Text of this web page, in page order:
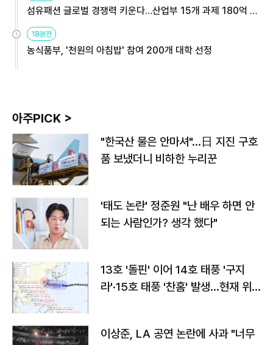
섬유패션 글로벌 경쟁력 키운다…산업부 15개 과제 180억 지
원
18분전
농식품부, '천원의 아침밥' 참여 200개 대학 선정
아주PICK >
"한국산 물은 안마셔"…日 지진 구호
품 보냈더니 비하한 누리꾼
'태도 논란' 정준원 "난 배우 하면 안
되는 사람인가? 생각 했다"
13호 '돌핀' 이어 14호 태풍 '구지
라'·15호 태풍 '찬홈' 발생…현재 위
이상준, LA 공연 논란에 사과 "너무